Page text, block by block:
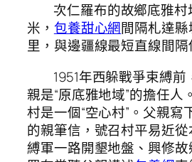
次仁羅布的故鄉底雅
米， 包養甜心網間隔札達
里，與邊疆線最短直線間隔
1951年西躲戰爭束縛
親是“原底雅地域”的擔任人
村是一個“空心村”。父親寫
的親筆信，號召村平易近
縛軍一路開墾地盤、興修